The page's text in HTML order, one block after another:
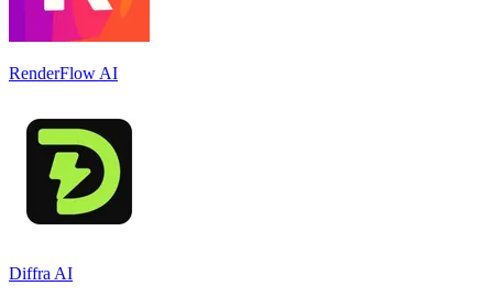
RenderFlow AI
Diffra AI